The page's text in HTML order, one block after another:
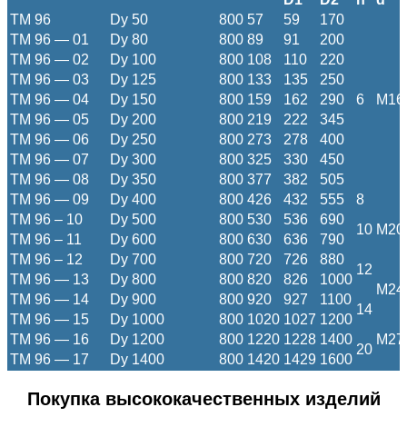
ТМ 96
Dy 50 800 57 59 170
6 M16
ТМ 96 — 01 Dy 80 800 89 91
200
ТМ 96 — 02
Dy 100 800 108 110
220
ТМ 96 — 03
Dy 125 800 133 135
250
ТМ 96 — 04
Dy 150 800 159 162
290
ТМ 96 — 05
Dy 200 800 219 222
345
ТМ 96 — 06
Dy 250 800 273 278
400
ТМ 96 — 07
Dy 300 800 325 330
450
ТМ 96 — 08
Dy 350 800 377 382
505
ТМ 96 — 09
Dy 400 800 426 432 555
8
M20
ТМ 96 – 10 Dy 500 800 530 536 690
10
ТМ 96 – 11 Dy 600 800 630 636
790
ТМ 96 – 12
Dy 700 800 720 726 880
12
ТМ 96 — 13 Dy 800 800 820 826 1000
M24
ТМ 96 — 14 Dy 900 800 920 927 1100
14
ТМ 96 — 15 Dy 1000 800 1020 1027 1200
M27
ТМ 96 — 16 Dy 1200 800 1220 1228 1400
20
ТМ 96 — 17 Dy 1400 800 1420 1429 1600
Покупка высококачественных изделий